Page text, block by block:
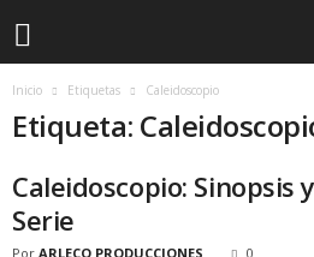
Inicio Etiquetas Caleidoscopio
Etiqueta:
Caleidoscopio: Sinopsis
Serie
Por ARLECO PRODUCCIONES 0